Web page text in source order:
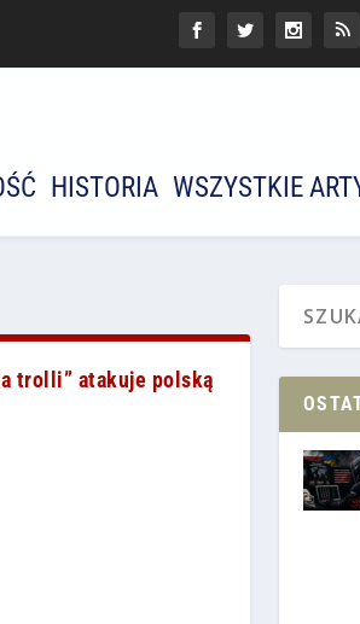
HISTORIA WSZYSTKIE
trolli” atakuje polską